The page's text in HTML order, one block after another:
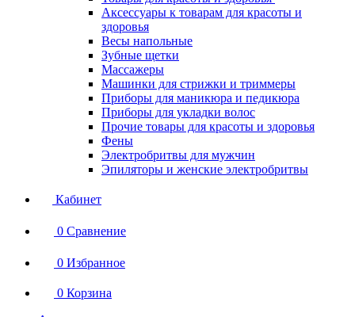
Аксессуары к товарам для красоты и
здоровья
Весы напольные
Зубные щетки
Массажеры
Машинки для стрижки и триммеры
Приборы для маникюра и педикюра
Приборы для укладки волос
Прочие товары для красоты и здоровья
Фены
Электробритвы для мужчин
Эпиляторы и женские электробритвы
Кабинет
0 Сравнение
0 Избранное
0 Корзина